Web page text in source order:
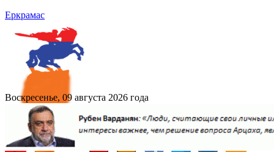
Еркрамас
Воскресенье, 09 августа 2026 года